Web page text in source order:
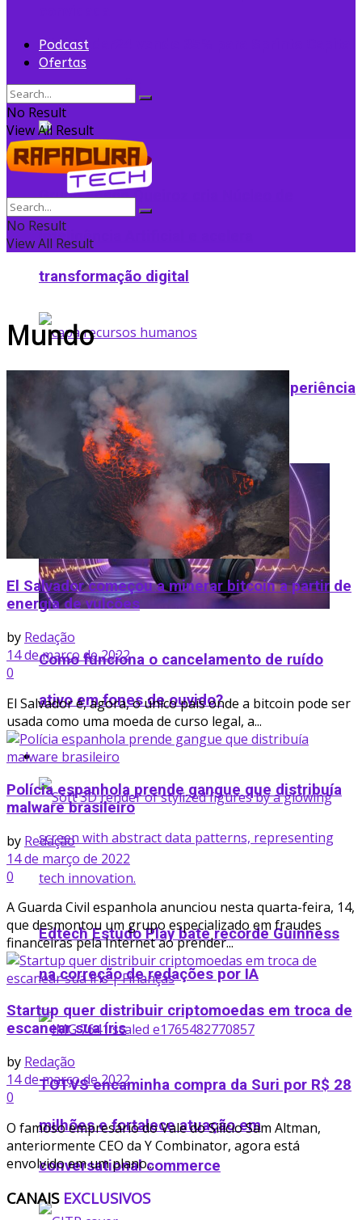
Flightradar24 vende 35% para Sprints Capital
para expansão
Grupo Edson Queiroz cria Núcleo de
Inteligência Artificial e acelera
transformação digital
Tecnologia e recursos humanos: experiência
do funcionário na era digital
Como funciona o cancelamento de ruído
ativo em fones de ouvido​?
Startup
Edtech Estudo Play bate recorde Guinness
na correção de redações por IA
TOTVS encaminha compra da Suri por R$ 28
milhões e fortalece atuação em
conversational commerce
Podcast
Ofertas
No Result
View All Result
No Result
View All Result
Mundo
El Salvador começou a minerar bitcoin a partir de
energia de vulcões
by Redação
14 de março de 2022
0
El Salvador é, agora, o único país onde a bitcoin pode ser
usada como uma moeda de curso legal, a...
Polícia espanhola prende gangue que distribuía
malware brasileiro
by Redação
14 de março de 2022
0
A Guarda Civil espanhola anunciou nesta quarta-feira, 14,
que desmontou um grupo especializado em fraudes
financeiras pela Internet ao prender...
Startup quer distribuir criptomoedas em troca de
escanear sua íris
by Redação
14 de março de 2022
0
O famoso empresário do Vale do Silício Sam Altman,
anteriormente CEO da Y Combinator, agora está
envolvido em um plano...
CANAIS EXCLUSIVOS